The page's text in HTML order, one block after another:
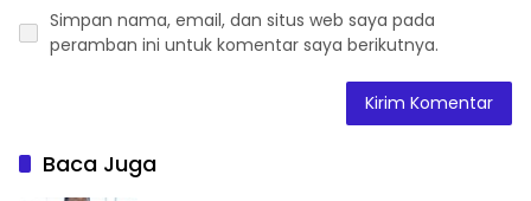
Simpan nama, email, dan situs web saya pada
peramban ini untuk komentar saya berikutnya.
Baca Juga